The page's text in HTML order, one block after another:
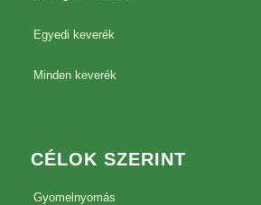
Egyedi keverék
Minden keverék
CÉLOK SZERINT
Gyomelnyomás